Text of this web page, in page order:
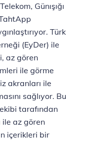
Günışığı
Türk
(EyDer) ile
az gören
ile görme
akranları ile
sağlıyor. Bu
tarafından
az gören
içerikleri bir